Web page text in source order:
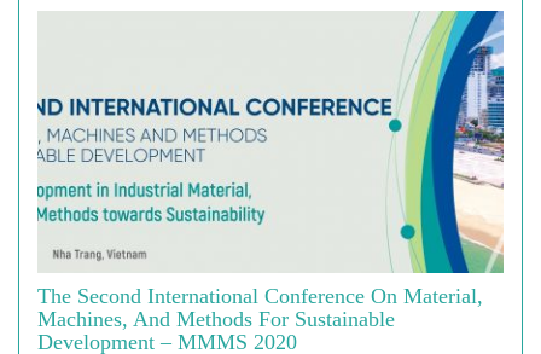
The Second International Conference On Material,
Machines, And Methods For Sustainable
Development – MMMS 2020